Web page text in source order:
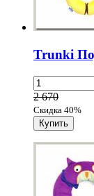
Trunki
2 670
Скидка 40%